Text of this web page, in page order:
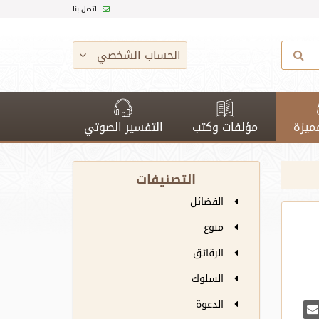
اتصل بنا
الحساب الشخصي
مؤلفات وكتب التفسير الصوتي
على غوغل بلس
التصنيفات
الفضائل
منوع
الرقائق
السلوك
الدعوة